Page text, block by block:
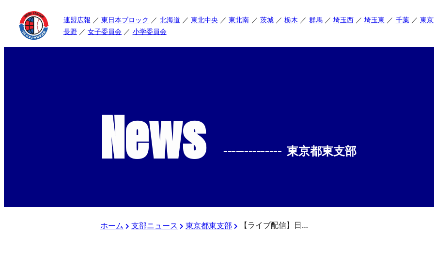
連盟広報 東日本ブロック 北海道 東北中央 東北南 茨城 栃木 群馬 埼玉西 埼玉東 千葉
東
長野
女子委員会 小学委員会
News -------------- 東京都東支部
ホーム 支部ニュース 東京都東支部 【ライブ配信】日本少年野球 2025 フィールドフォースカップ 東京都東支部中学１年生大会